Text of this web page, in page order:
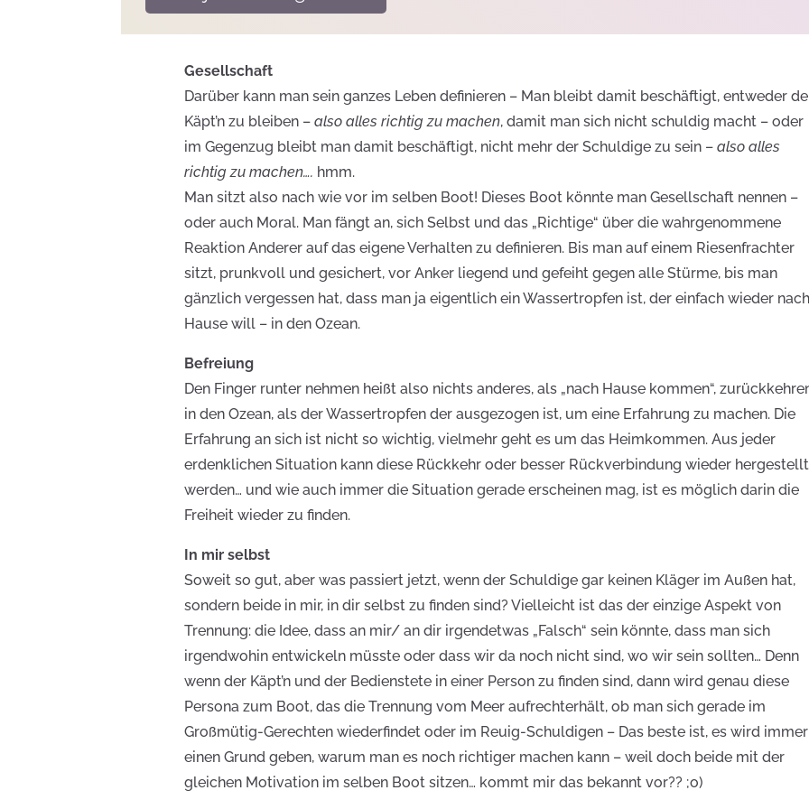
Gesellschaft
Darüber kann man sein ganzes Leben definieren – Man bleibt damit beschäftigt, entweder
Käpt’n zu bleiben –also alles richtig zu machen, damit man sich nicht schuldig macht – oder
im Gegenzug bleibt man damit beschäftigt, nicht mehr der Schuldige zu sein –also alles
richtig zu machen…. hmm.
Man sitzt also nach wie vor im selben Boot! Dieses Boot könnte man Gesellschaft nennen –
oder auch Moral. Man fängt an, sich Selbst und das „Richtige“ über die wahrgenommene
Reaktion Anderer auf das eigene Verhalten zu definieren. Bis man auf einem Riesenfrachter
sitzt, prunkvoll und gesichert, vor Anker liegend und gefeiht gegen alle Stürme, bis man
gänzlich vergessen hat, dass man ja eigentlich ein Wassertropfen ist, der einfach wieder nach
Hause will – in den Ozean.
Befreiung
Den Finger runter nehmen heißt also nichts anderes, als „nach Hause kommen“,
in den Ozean, als der Wassertropfen der ausgezogen ist, um eine Erfahrung zu machen. Die
Erfahrung an sich ist nicht so wichtig, vielmehr geht es um das Heimkommen. Aus jeder
erdenklichen Situation kann diese Rückkehr oder besser Rückverbindung wieder hergestellt
werden… und wie auch immer die Situation gerade erscheinen mag, ist es möglich darin die
Freiheit wieder zu finden.
In mir selbst
Soweit so gut, aber was passiert jetzt, wenn der Schuldige gar keinen Kläger im Außen hat,
sondern beide in mir, in dir selbst zu finden sind? Vielleicht ist das der einzige Aspekt von
Trennung: die Idee, dass an mir/ an dir irgendetwas „Falsch“ sein könnte, dass man sich
irgendwohin entwickeln müsste oder dass wir da noch nicht sind, wo wir sein sollten… Denn
wenn der Käpt’n und der Bedienstete in einer Person zu finden sind, dann wird genau diese
Persona zum Boot, das die Trennung vom Meer aufrechterhält, ob man sich gerade im
Großmütig-Gerechten wiederfindet oder im Reuig-Schuldigen – Das beste ist, es wird immer
einen Grund geben, warum man es noch richtiger machen kann – weil doch beide mit der
gleichen Motivation im selben Boot sitzen… kommt mir das bekannt vor?? ;o)